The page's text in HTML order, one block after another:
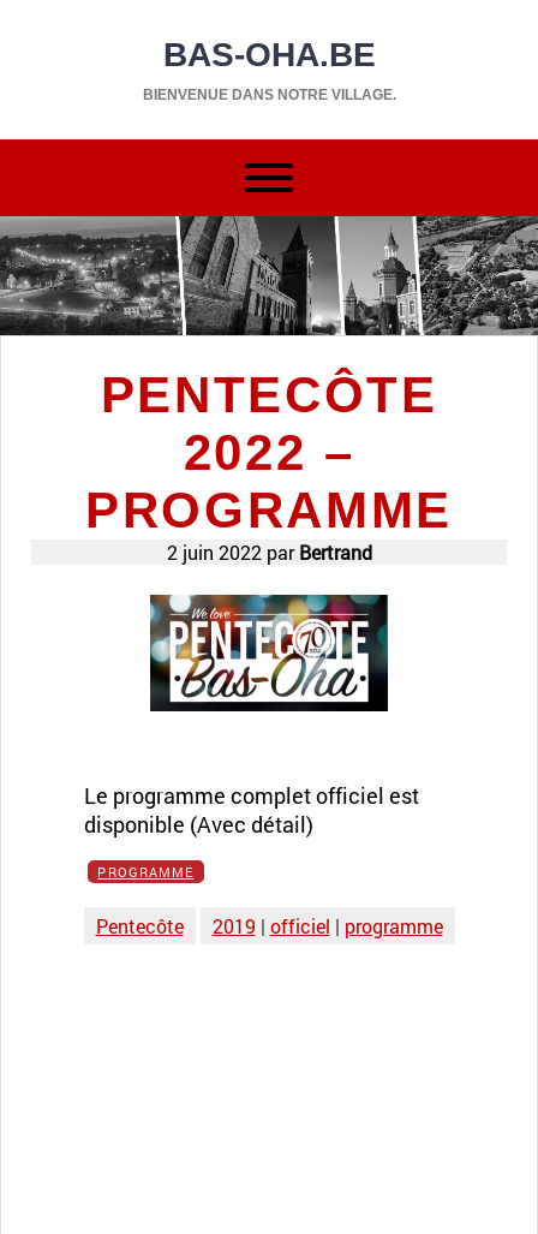
BAS-OHA.BE
BIENVENUE DANS NOTRE VILLAGE.
PENTECÔTE
2022 –
PROGRAMME
2 juin 2022 parBertrand
Le programme complet officiel est
disponible (Avec détail)
PROGRAMME
Pentecôte 2019 | officiel | programme